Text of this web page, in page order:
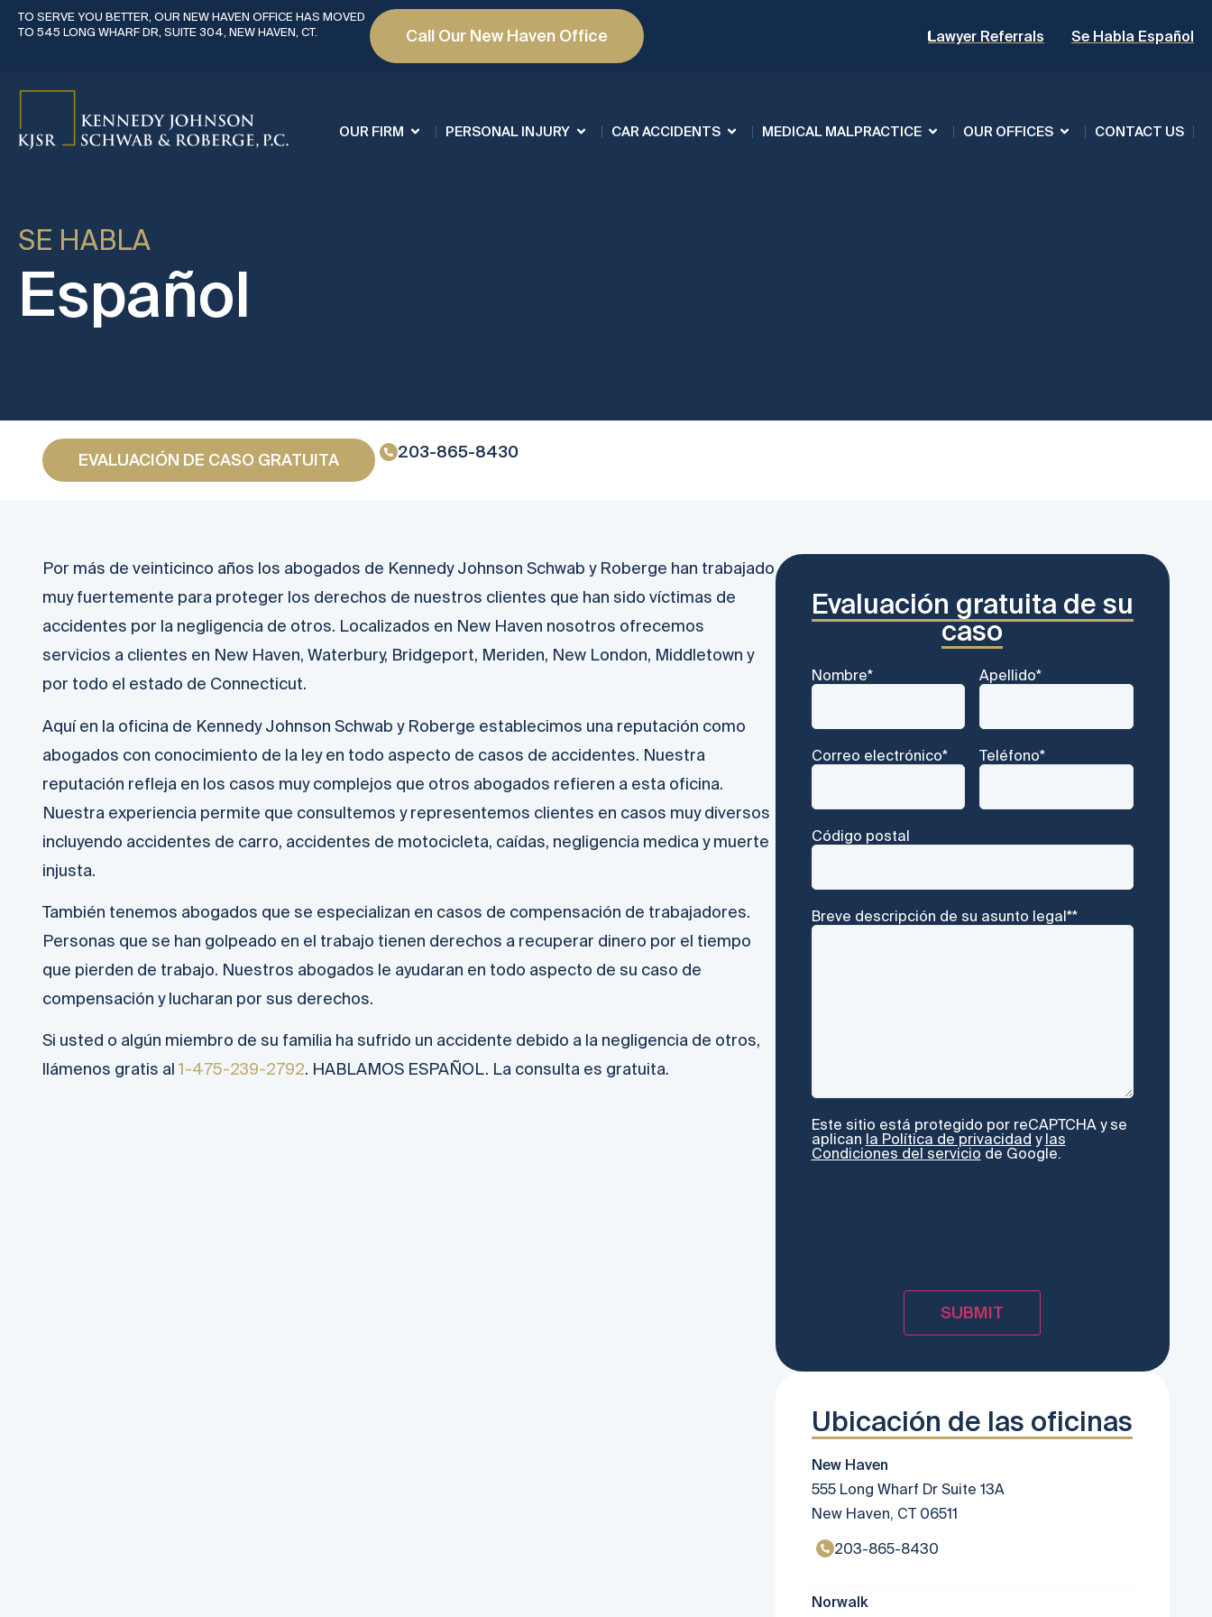
TO SERVE YOU BETTER, OUR NEW HAVEN OFFICE HAS MOVED
TO 545 LONG WHARF DR, SUITE 304, NEW HAVEN, CT.
Call Our New Haven Office Lawyer Referrals Se Habla Español
OUR FIRM PERSONAL INJURY CAR ACCIDENTS MEDICAL MALPRACTICE OUR OFFICES CONTACT US
SE HABLA
Español
EVALUACIÓN DE CASO GRATUITA 203-865-8430
Por más de veinticinco años los abogados de Kennedy Johnson Schwab y Roberge han trabajado
muy fuertemente para proteger los derechos de nuestros clientes que han sido víctimas de
accidentes por la negligencia de otros. Localizados en New Haven nosotros ofrecemos
servicios a clientes en New Haven, Waterbury, Bridgeport, Meriden, New London, Middletown y
por todo el estado de Connecticut.
Aquí en la oficina de Kennedy Johnson Schwab y Roberge establecimos una reputación como
abogados con conocimiento de la ley en todo aspecto de casos de accidentes. Nuestra
reputación refleja en los casos muy complejos que otros abogados refieren a esta oficina.
Nuestra experiencia permite que consultemos y representemos clientes en casos muy diversos
incluyendo accidentes de carro, accidentes de motocicleta, caídas, negligencia medica y muerte
injusta.
También tenemos abogados que se especializan en casos de compensación de trabajadores.
Personas que se han golpeado en el trabajo tienen derechos a recuperar dinero por el tiempo
que pierden de trabajo. Nuestros abogados le ayudaran en todo aspecto de su caso de
compensación y lucharan por sus derechos.
Si usted o algún miembro de su familia ha sufrido un accidente debido a la negligencia de otros,
llámenos gratis al 1-475-239-2792. HABLAMOS ESPAÑOL. La consulta es gratuita.
Evaluación gratuita de su
caso
Nombre* Apellido*
Correo electrónico* Teléfono*
Código postal
Breve descripción de su asunto legal**
CAPTCHA
Este sitio está protegido por reCAPTCHA y se
aplican la Política de privacidad y las
Condiciones del servicio de Google.
Ubicación de las oficinas
New Haven
555 Long Wharf Dr Suite 13A
New Haven, CT 06511
203-865-8430
Norwalk